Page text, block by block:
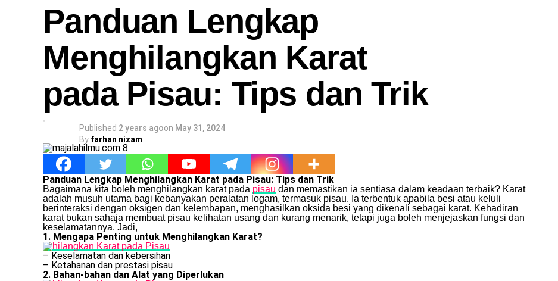
Panduan Lengkap
Menghilangkan Karat
pada Pisau: Tips dan Trik
Published 2 years agoon May 31, 2024
By farhan nizam
Panduan Lengkap Menghilangkan Karat pada Pisau: Tips dan Trik
Bagaimana kita boleh menghilangkan karat pada pisau dan memastikan ia sentiasa dalam keadaan terbaik? Karat
adalah musuh utama bagi kebanyakan peralatan logam, termasuk pisau. Ia terbentuk apabila besi atau keluli
berinteraksi dengan oksigen dan kelembapan, menghasilkan oksida besi yang dikenali sebagai karat. Kehadiran
karat bukan sahaja membuat pisau kelihatan usang dan kurang menarik, tetapi juga boleh menjejaskan fungsi dan
keselamatannya. Jadi,
1. Mengapa Penting untuk Menghilangkan Karat?
– Keselamatan dan kebersihan
– Ketahanan dan prestasi pisau
2. Bahan-bahan dan Alat yang Diperlukan